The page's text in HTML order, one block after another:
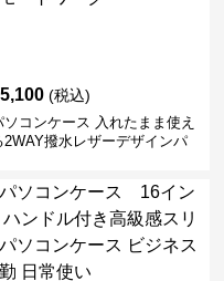
5,100 (税込)
ソコンケース 入れたまま使え
2WAY撥水レザーデザインパ
勤 通学 出張 リモートワーク